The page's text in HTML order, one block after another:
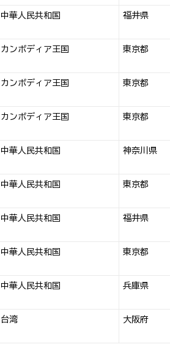
中華人民共和国 福井県
カンボディア王国 東京都
カンボディア王国 東京都
カンボディア王国 東京都
中華人民共和国 神奈川県
中華人民共和国 東京都
中華人民共和国 福井県
中華人民共和国 東京都
中華人民共和国 兵庫県
台湾 大阪府